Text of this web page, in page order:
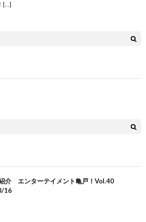
[…]
介 エンターテイメント亀戸！Vol.40
16